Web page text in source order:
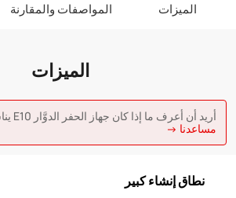
الميزات المواصفات والمقارنة
الميزات
أريد أن أعرف ما إذا كان جهاز الحفر الدوَّار E10 يناسب احتياجاتي؟
مساعدنا →
نطاق إنشاء كبير